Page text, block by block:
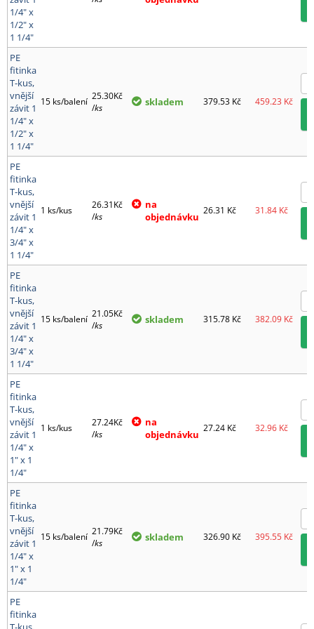
1/4" x
1/2" x
1 1/4"
PE
fitinka
T-kus,
vnější
závit 1
1/4" x
1/2" x
1 1/4"
15 ks/balení 25.30Kč
/ks skladem 379.53 Kč 459.23 Kč
PE
fitinka
T-kus,
vnější
závit 1
1/4" x
3/4" x
1 1/4"
1 ks/kus
26.31Kč
/ks
na
objednávku
26.31 Kč 31.84 Kč
PE
fitinka
T-kus,
vnější
závit 1
1/4" x
3/4" x
1 1/4"
15 ks/balení 21.05Kč
/ks skladem 315.78 Kč 382.09 Kč
PE
fitinka
T-kus,
vnější
závit 1
1/4" x
1" x 1
1/4"
1 ks/kus
27.24Kč
/ks
na
objednávku
27.24 Kč 32.96 Kč
PE
fitinka
T-kus,
vnější
závit 1
1/4" x
1" x 1
1/4"
15 ks/balení 21.79Kč
/ks skladem 326.90 Kč 395.55 Kč
PE
fitinka